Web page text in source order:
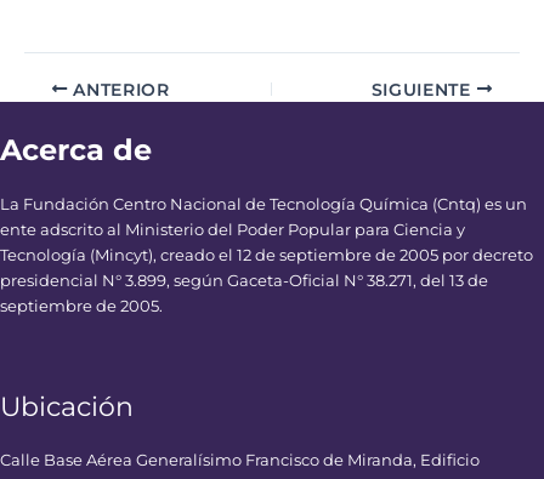
ANTERIOR SIGUIENTE
Acerca de
La Fundación Centro Nacional de Tecnología Química (Cntq) es un
ente adscrito al Ministerio del Poder Popular para Ciencia y
Tecnología (Mincyt), creado el 12 de septiembre de 2005 por decreto
presidencial N° 3.899, según Gaceta-Oficial N° 38.271, del 13 de
septiembre de 2005.
Ubicación
Calle Base Aérea Generalísimo Francisco de Miranda, Edificio